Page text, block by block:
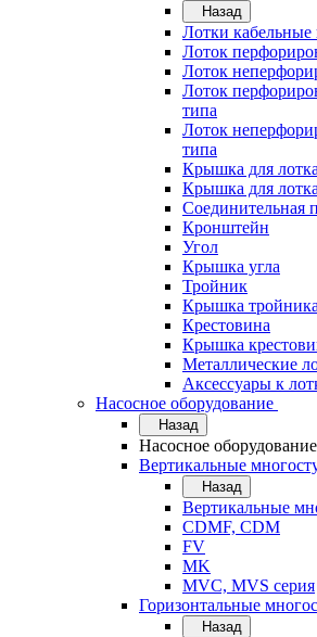
Назад
Лотки кабельные
Лоток
Лоток
Лоток
типа
Лоток
типа
Крышка для
Крышка для
Соединительная
Кронштейн
Угол
Крышка угла
Тройник
Крышка тройника
Крестовина
Крышка
Металлические
Аксессуары к
Насосное оборудование
Назад
Насосное оборудование
Вертикальные
Назад
Вертикальные
CDMF, CDM
FV
MK
MVC, MVS серия
Горизонтальные
Назад